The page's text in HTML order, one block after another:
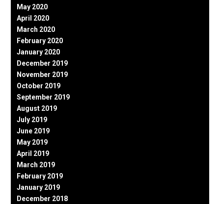
May 2020
April 2020
March 2020
February 2020
January 2020
December 2019
November 2019
October 2019
September 2019
August 2019
July 2019
June 2019
May 2019
April 2019
March 2019
February 2019
January 2019
December 2018